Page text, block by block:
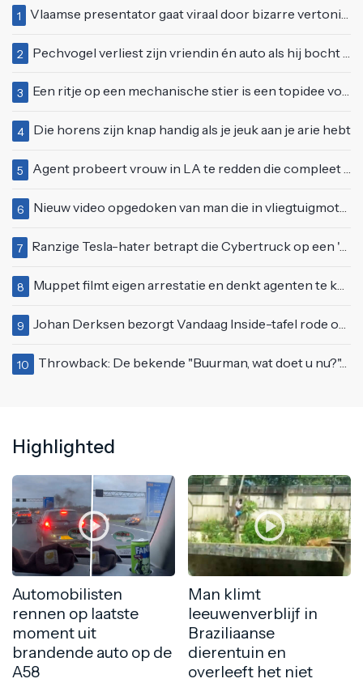
1 Vlaamse presentator gaat viraal door bizarre vertoning op live televisie: "Helemaal stijf van de bloem"
2 Pechvogel verliest zijn vriendin én auto als hij bocht te scherp neemt
3 Een ritje op een mechanische stier is een topidee voor een eerste date
4 Die horens zijn knap handig als je jeuk aan je arie hebt
5 Agent probeert vrouw in LA te redden die compleet van het padje is
6 Nieuw video opgedoken van man die in vliegtuigmotor springt op vliegveld Milaan
7 Ranzige Tesla-hater betrapt die Cybertruck op een 'speciale bruine coating' trakteert
8 Muppet filmt eigen arrestatie en denkt agenten te kunnen laten schorsen: "Jullie krijgen maandje vakantie"
9 Johan Derksen bezorgt Vandaag Inside-tafel rode oortjes met vuig verhaal: "Dat gebeurde al in de gang"
10 Throwback: De bekende "Buurman, wat doet u nu?"-scène uit Flodder met Tatjana Šimić
Highlighted
Automobilisten
rennen op laatste
moment uit
brandende auto op de
A58
Man klimt
leeuwenverblijf in
Braziliaanse
dierentuin en
overleeft het niet